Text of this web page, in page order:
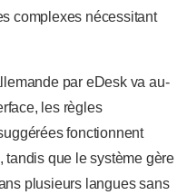
complexes nécessitant
par eDesk va au-
les règles
fonctionnent
tandis que le système gère
plusieurs langues sans